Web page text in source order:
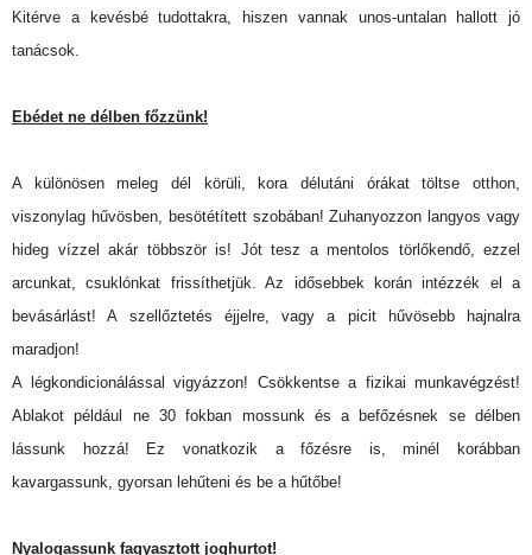
Kitérve a kevésbé tudottakra, hiszen vannak unos-untalan hallott jó
tanácsok.
Ebédet ne délben főzzünk!
A különösen meleg dél körüli, kora délutáni órákat töltse otthon,
viszonylag hűvösben, besötétített szobában! Zuhanyozzon langyos vagy
hideg vízzel akár többször is! Jót tesz a mentolos törlőkendő, ezzel
arcunkat, csuklónkat frissíthetjük. Az idősebbek korán intézzék el a
bevásárlást! A szellőztetés éjjelre, vagy a picit hűvösebb hajnalra
maradjon!
A légkondicionálással vigyázzon! Csökkentse a fizikai munkavégzést!
Ablakot például ne 30 fokban mossunk és a befőzésnek se délben
lássunk hozzá! Ez vonatkozik a főzésre is, minél korábban
kavargassunk, gyorsan lehűteni és be a hűtőbe!
Nyalogassunk fagyasztott joghurtot!